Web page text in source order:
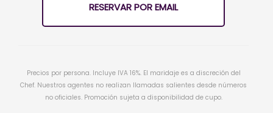
RESERVAR POR EMAIL
Precios por persona. Incluye IVA 16%. El maridaje es a discreción del
Chef. Nuestros agentes no realizan llamadas salientes desde números
no oficiales. Promoción sujeta a disponibilidad de cupo.